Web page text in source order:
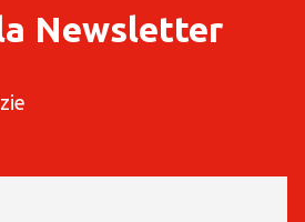
Newsletter